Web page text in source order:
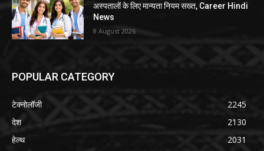
अस्पतालों के लिए मान्यता नियम सख्त, Career Hindi
News
8 August 2026
POPULAR CATEGORY
टेक्नोलॉजी
2245
देश
2130
हेल्थ
2031